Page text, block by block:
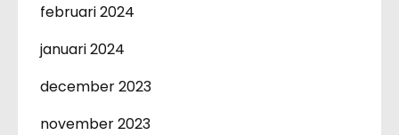
februari 2024
januari 2024
december 2023
november 2023